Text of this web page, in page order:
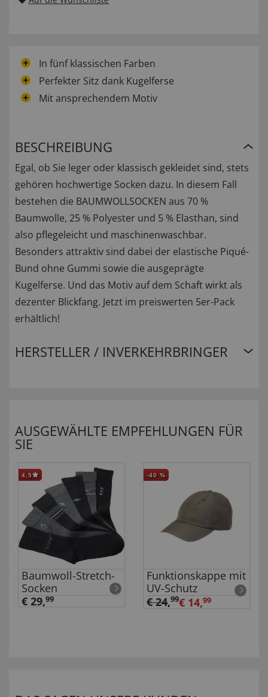
In fünf klassischen Farben
Perfekter Sitz dank Kugelferse
Mit ansprechendem Motiv
BESCHREIBUNG
Egal, ob Sie leger oder klassisch gekleidet sind, stets
gehören hochwertige Socken dazu. In diesem Fall
bestehen die BAUMWOLLSOCKEN aus 70 %
Baumwolle, 25 % Polyester und 5 % Elasthan, sind
also pflegeleicht und maschinenwaschbar.
Besonders attraktiv sind dabei der elastische Piqué-
Bund ohne Gummi sowie die ausgeprägte
Kugelferse. Und das Motiv auf dem Schaft wirkt als
dezenter Blickfang. Jetzt im preiswerten 5er-Pack
erhältlich!
HERSTELLER / INVERKEHRBRINGER
AUSGEWÄHLTE EMPFEHLUNGEN FÜR
SIE
4,5
Baumwoll-Stretch-
Socken
€ 29,99
-40 %
Funktionskappe mit
UV-Schutz
€ 24,99€ 14,99